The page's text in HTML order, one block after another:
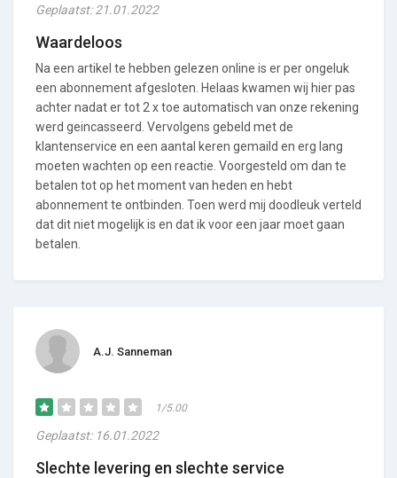
Geplaatst: 21.01.2022
Waardeloos
Na een artikel te hebben gelezen online is er per ongeluk
een abonnement afgesloten. Helaas kwamen wij hier pas
achter nadat er tot 2 x toe automatisch van onze rekening
werd geincasseerd. Vervolgens gebeld met de
klantenservice en een aantal keren gemaild en erg lang
moeten wachten op een reactie. Voorgesteld om dan te
betalen tot op het moment van heden en hebt
abonnement te ontbinden. Toen werd mij doodleuk verteld
dat dit niet mogelijk is en dat ik voor een jaar moet gaan
betalen.
A.J. Sanneman
1/5.00
Geplaatst: 16.01.2022
Slechte levering en slechte service